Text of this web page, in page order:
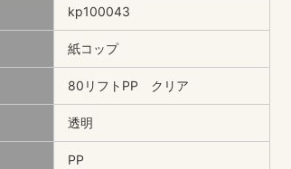
kp100043
紙コップ
80リフトPP クリア
透明
PP